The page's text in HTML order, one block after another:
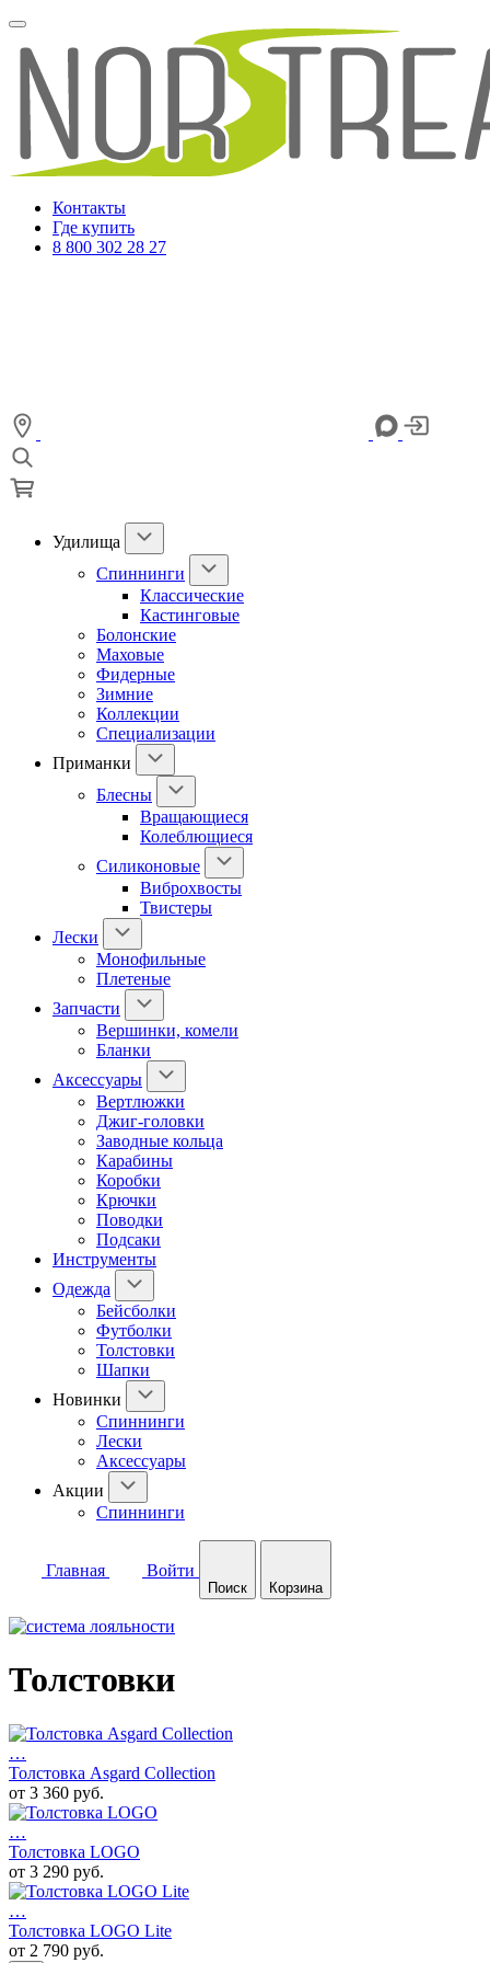
Контакты
Где купить
8 800 302 28 27
Удилища
Спиннинги
Классические
Кастинговые
Болонские
Маховые
Фидерные
Зимние
Коллекции
Специализации
Приманки
Блесны
Вращающиеся
Колеблющиеся
Силиконовые
Виброхвосты
Твистеры
Лески
Монофильные
Плетеные
Запчасти
Вершинки, комели
Бланки
Аксессуары
Вертлюжки
Джиг-головки
Заводные кольца
Карабины
Коробки
Крючки
Поводки
Подсаки
Инструменты
Одежда
Бейсболки
Футболки
Толстовки
Шапки
Новинки
Спиннинги
Лески
Аксессуары
Акции
Спиннинги
Главная Войти
Поиск Корзина
Толстовки
…
Толстовка Asgard Collection
от 3 360 руб.
…
Толстовка LOGO
от 3 290 руб.
…
Толстовка LOGO Lite
от 2 790 руб.